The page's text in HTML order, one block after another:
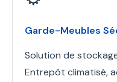
Garde-Meubles
Solution de
Entrepôt climatisé,